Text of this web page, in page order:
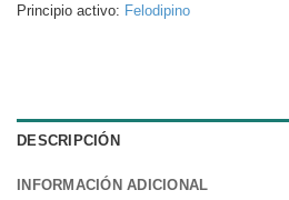
Principio activo: Felodipino
DESCRIPCIÓN
INFORMACIÓN ADICIONAL